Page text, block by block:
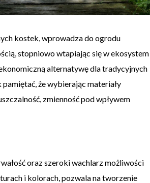
kostek, wprowadza do ogrodu
stopniowo wtapiając się w ekosystem
alternatywę dla tradycyjnych
że wybierając materiały
zmienność pod wpływem
oraz szeroki wachlarz możliwości
i kolorach, pozwala na tworzenie